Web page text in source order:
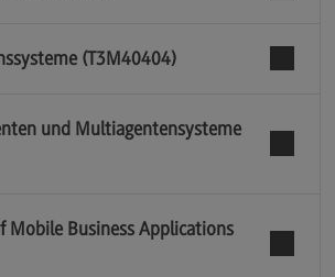
(T3M40404)
und Multiagentensysteme
Mobile Business Applications